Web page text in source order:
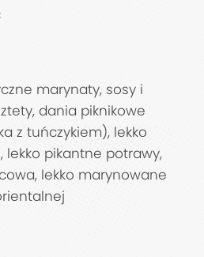
marynaty, sosy i
dania piknikowe
z tuńczykiem), lekko
lekko pikantne potrawy,
lekko marynowane